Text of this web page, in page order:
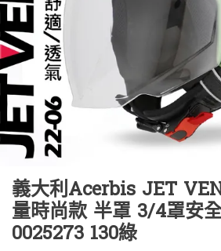
義大利Acerbis JET
量時尚款 半罩 3/4罩安
0025273 130綠